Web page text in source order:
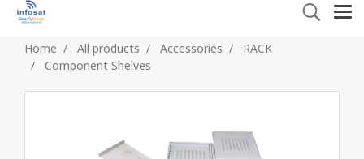
Home All products Accessories
RACK
Component Shelves